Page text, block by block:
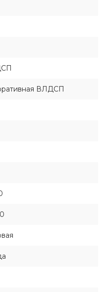
ВЛДСП